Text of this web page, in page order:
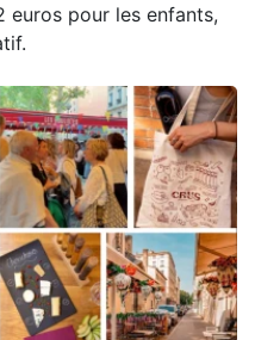
euros pour les enfants,